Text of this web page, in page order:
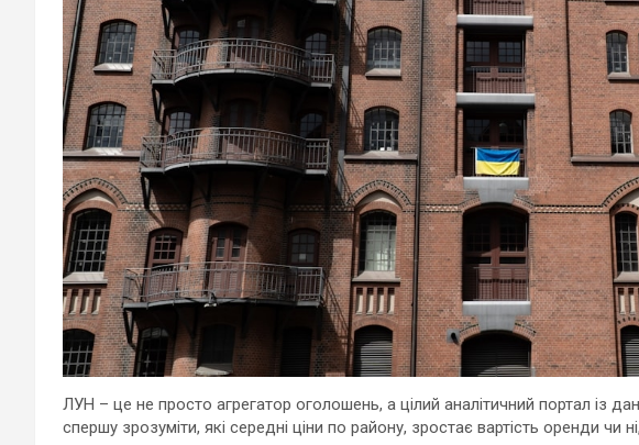
ЛУН – це не просто агрегатор оголошень, а цілий аналітичний портал із
спершу зрозуміти, які середні ціни по району, зростає вартість оренди чи